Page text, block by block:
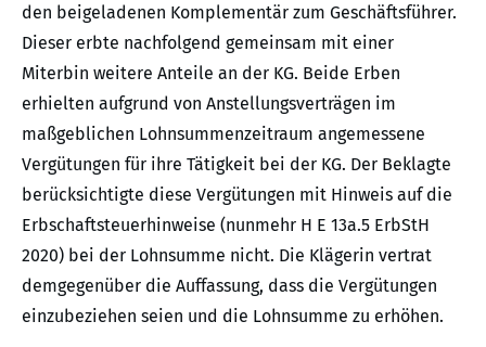
den beigeladenen Komplementär zum Geschäftsführer.
Dieser erbte nachfolgend gemeinsam mit einer
Miterbin weitere Anteile an der KG. Beide Erben
erhielten aufgrund von Anstellungsverträgen im
maßgeblichen Lohnsummenzeitraum angemessene
Vergütungen für ihre Tätigkeit bei der KG. Der Beklagte
berücksichtigte diese Vergütungen mit Hinweis auf die
Erbschaftsteuerhinweise (nunmehr H E 13a.5 ErbStH
2020) bei der Lohnsumme nicht. Die Klägerin vertrat
demgegenüber die Auffassung, dass die Vergütungen
einzubeziehen seien und die Lohnsumme zu erhöhen.